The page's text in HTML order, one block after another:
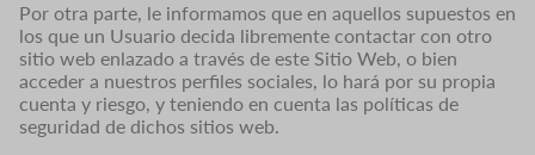
Por otra parte, le informamos que en aquellos supuestos en
los que un Usuario decida libremente contactar con otro
sitio web enlazado a través de este Sitio Web, o bien
acceder a nuestros perfiles sociales, lo hará por su propia
cuenta y riesgo, y teniendo en cuenta las políticas de
seguridad de dichos sitios web.